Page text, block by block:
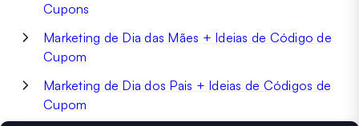
Cupons
Marketing de Dia das Mães + Ideias de Código de
Cupom
Marketing de Dia dos Pais + Ideias de Códigos de
Cupom